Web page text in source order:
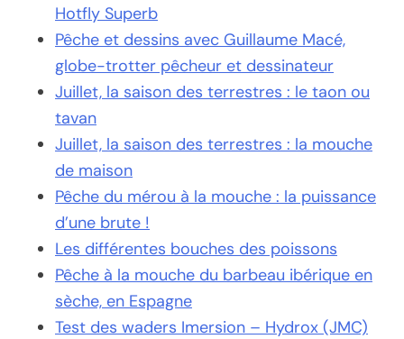
Hotfly Superb
Pêche et dessins avec Guillaume Macé,
globe-trotter pêcheur et dessinateur
Juillet, la saison des terrestres : le taon ou
tavan
Juillet, la saison des terrestres : la mouche
de maison
Pêche du mérou à la mouche : la puissance
d’une brute !
Les différentes bouches des poissons
Pêche à la mouche du barbeau ibérique en
sèche, en Espagne
Test des waders Imersion – Hydrox (JMC)